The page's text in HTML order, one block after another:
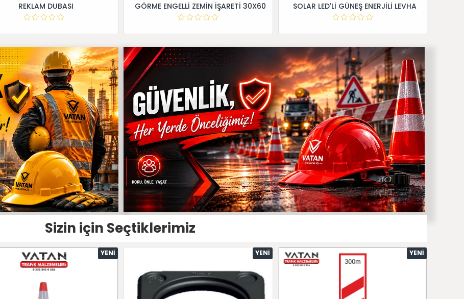
REKLAM DUBASI GÖRME ENGELLİ ZEMİN İŞARETİ 30X60 SOLAR LED'Lİ GÜNEŞ ENERJİLİ LEVHA
Sizin için Seçtiklerimiz
YENI YENI YENI